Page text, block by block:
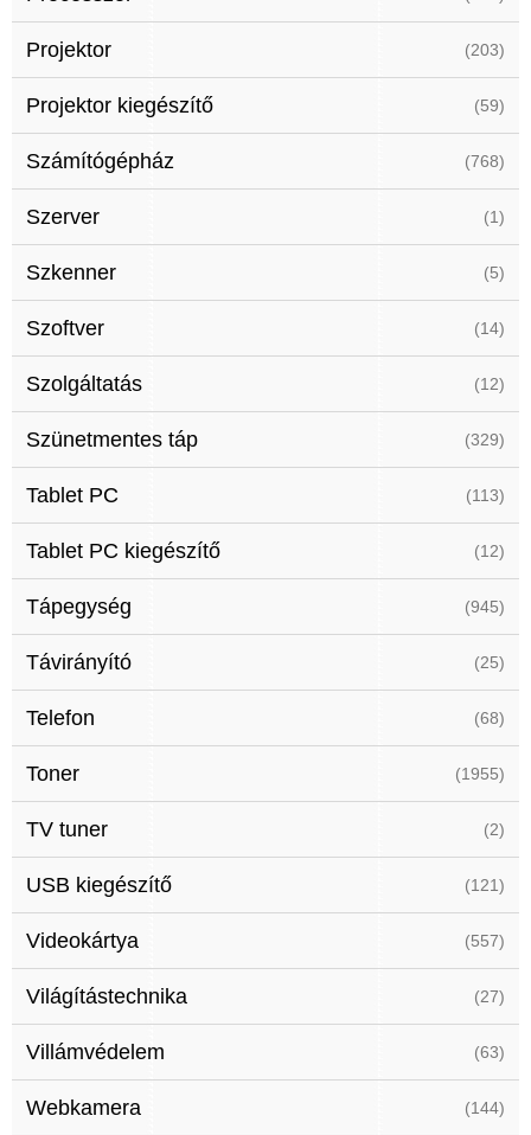
Projektor (203)
Projektor kiegészítő (59)
Számítógépház (768)
Szerver (1)
Szkenner (5)
Szoftver (14)
Szolgáltatás (12)
Szünetmentes táp (329)
Tablet PC (113)
Tablet PC kiegészítő (12)
Tápegység (945)
Távirányító (25)
Telefon (68)
Toner (1955)
TV tuner (2)
USB kiegészítő (121)
Videokártya (557)
Világítástechnika (27)
Villámvédelem (63)
Webkamera (144)